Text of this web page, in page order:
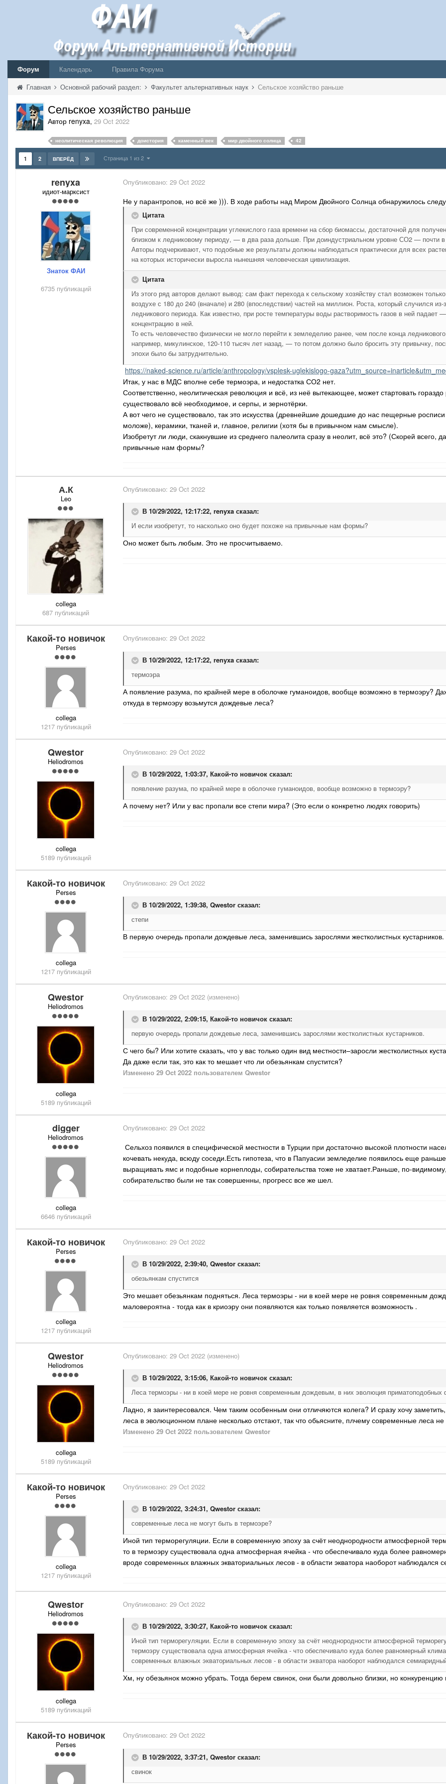
Форум Календарь
Правила Форума
Главная Основной рабочий раздел: Факультет альтернативных наук Сельское хозяйство раньше
Сельское хозяйство раньше
Автор renyxa, 29 Oct 2022
неолитическая революция доистория каменный век мир двойного солнца 42
1 2 ВПЕРЁД Страница 1 из 2
renyxa
идиот-марксист
Знаток ФАИ
6735 публикаций
Опубликовано: 29 Oct 2022
Не у парантропов, но всё же ))). В ходе работы над Миром Двойного Солнца обнаружилось
Цитата
При современной концентрации углекислого газа времени на сбор биомассы, достаточной для
близком к ледниковому периоду, — в два раза дольше. При доиндустриальном уровне СО2 — почти
Авторы подчеркивают, что подобные же результаты должны наблюдаться практически для всех
на которых исторически выросла нынешняя человеческая цивилизация.
Цитата
Из этого ряд авторов делают вывод: сам факт перехода к сельскому хозяйству стал возможен
воздухе с 180 до 240 (вначале) и 280 (впоследствии) частей на миллион. Роста, который случился
ледникового периода. Как известно, при росте температуры воды растворимость газов в ней
концентрацию в ней.
То есть человечество физически не могло перейти к земледелию ранее, чем после конца
например, микулинское, 120-110 тысяч лет назад, — то потом должно было бросить эту привычку,
эпохи было бы затруднительно.
https://naked-science.ru/article/anthropology/vsplesk-uglekislogo-
Итак, у нас в МДС вполне себе термоэра, и недостатка СО2 нет.
Соответственно, неолитическая революция и всё, из неё вытекающее, может стартовать
существовало всё необходимое, и серпы, и зернотёрки.
А вот чего не существовало, так это искусства (древнейшие дошедшие до нас пещерные
моложе), керамики, тканей и, главное, религии (хотя бы в привычном нам смысле).
Изобретут ли люди, скакнувшие из среднего палеолита сразу в неолит, всё это? (Скорей всего,
привычные нам формы?
А.К
Leo
collega
687 публикаций
Опубликовано: 29 Oct 2022
В 10/29/2022, 12:17:22, renyxa сказал:
И если изобретут, то насколько оно будет похоже на привычные нам формы?
Оно может быть любым. Это не просчитываемо.
Какой-то новичок
Perses
collega
1217 публикаций
Опубликовано: 29 Oct 2022
В 10/29/2022, 12:17:22, renyxa сказал:
термоэра
А появление разума, по крайней мере в оболочке гуманоидов, вообще возможно в термоэру?
откуда в термоэру возьмутся дождевые леса?
Qwestor
Heliodromos
collega
5189 публикаций
Опубликовано: 29 Oct 2022
В 10/29/2022, 1:03:37, Какой-то новичок сказал:
появление разума, по крайней мере в оболочке гуманоидов, вообще возможно в термоэру?
А почему нет? Или у вас пропали все степи мира? (Это если о конкретно людях говорить)
Какой-то новичок
Perses
collega
1217 публикаций
Опубликовано: 29 Oct 2022
В 10/29/2022, 1:39:38, Qwestor сказал:
степи
В первую очередь пропали дождевые леса, заменившись зарослями жестколистных кустарников.
Qwestor
Heliodromos
collega
5189 публикаций
Опубликовано: 29 Oct 2022 (изменено)
В 10/29/2022, 2:09:15, Какой-то новичок сказал:
первую очередь пропали дождевые леса, заменившись зарослями жестколистных кустарников.
С чего бы? Или хотите сказать, что у вас только один вид местности–заросли жестколистных
Да даже если так, это как то мешает что ли обезьянкам спустится?
Изменено 29 Oct 2022 пользователем Qwestor
digger
Heliodromos
collega
6646 публикаций
Опубликовано: 29 Oct 2022
Сельхоз появился в специфической местности в Турции при достаточно высокой плотности
кочевать некуда, всюду соседи.Есть гипотеза, что в Папуасии земледелие появилось еще
выращивать ямс и подобные корнеплоды, собирательства тоже не хватает.Раньше, по-
собирательство были не так совершенны, прогресс все же шел.
Какой-то новичок
Perses
collega
1217 публикаций
Опубликовано: 29 Oct 2022
В 10/29/2022, 2:39:40, Qwestor сказал:
обезьянкам спустится
Это мешает обезьянкам подняться. Леса термоэры - ни в коей мере не ровня современным
маловероятна - тогда как в криоэру они появляются как только появляется возможность .
Qwestor
Heliodromos
collega
5189 публикаций
Опубликовано: 29 Oct 2022 (изменено)
В 10/29/2022, 3:15:06, Какой-то новичок сказал:
Леса термоэры - ни в коей мере не ровня современным дождевым, в них эволюция приматоподобных
Ладно, я заинтересовался. Чем таким особенным они отличяются колега? И сразу хочу
леса в эволюционном плане несколько отстают, так что обьясните, плчему современные леса
Изменено 29 Oct 2022 пользователем Qwestor
Какой-то новичок
Perses
collega
1217 публикаций
Опубликовано: 29 Oct 2022
В 10/29/2022, 3:24:31, Qwestor сказал:
современные леса не могут быть в термоэре?
Иной тип терморегуляции. Если в современную эпоху за счёт неоднородности атмосферной
то в термоэру существовала одна атмосферная ячейка - что обеспечивало куда более
вроде современных влажных экваториальных лесов - в области экватора наоборот наблюдался
Qwestor
Heliodromos
collega
5189 публикаций
Опубликовано: 29 Oct 2022
В 10/29/2022, 3:30:27, Какой-то новичок сказал:
Иной тип терморегуляции. Если в современную эпоху за счёт неоднородности атмосферной
термоэру существовала одна атмосферная ячейка - что обеспечивало куда более равномерный
современных влажных экваториальных лесов - в области экватора наоборот наблюдался
Хм, ну обезьянок можно убрать. Тогда берем свинок, они были довольно близки, но
Какой-то новичок
Perses
Опубликовано: 29 Oct 2022
В 10/29/2022, 3:37:21, Qwestor сказал:
свинок